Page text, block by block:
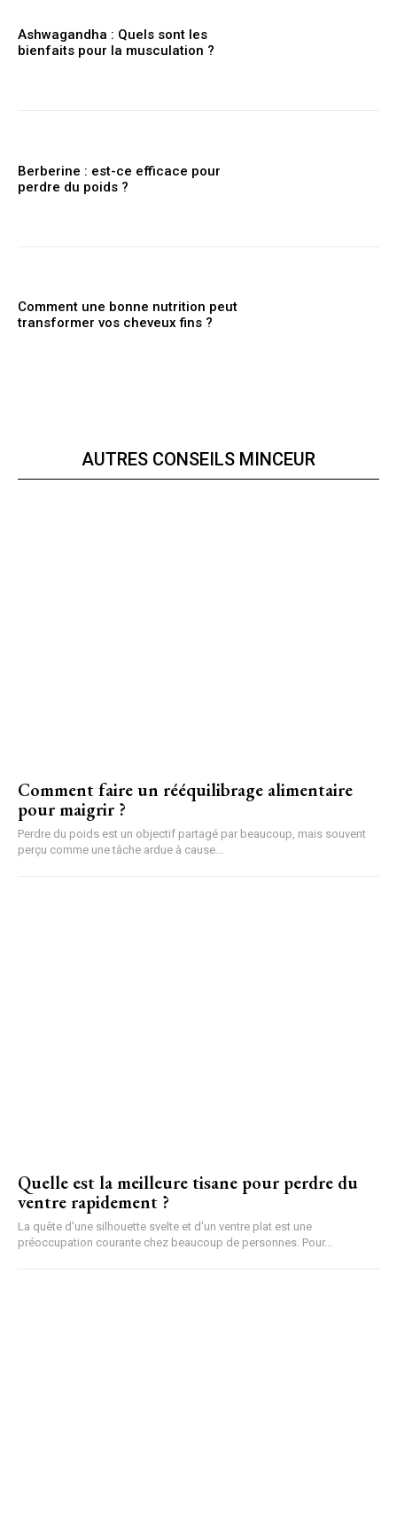
Ashwagandha : Quels sont les
bienfaits pour la musculation ?
Berberine : est-ce efficace pour
perdre du poids ?
Comment une bonne nutrition peut
transformer vos cheveux fins ?
AUTRES CONSEILS MINCEUR
Comment faire un rééquilibrage alimentaire
pour maigrir ?
Perdre du poids est un objectif partagé par beaucoup, mais souvent
perçu comme une tâche ardue à cause...
Quelle est la meilleure tisane pour perdre du
ventre rapidement ?
La quête d'une silhouette svelte et d'un ventre plat est une
préoccupation courante chez beaucoup de personnes. Pour...